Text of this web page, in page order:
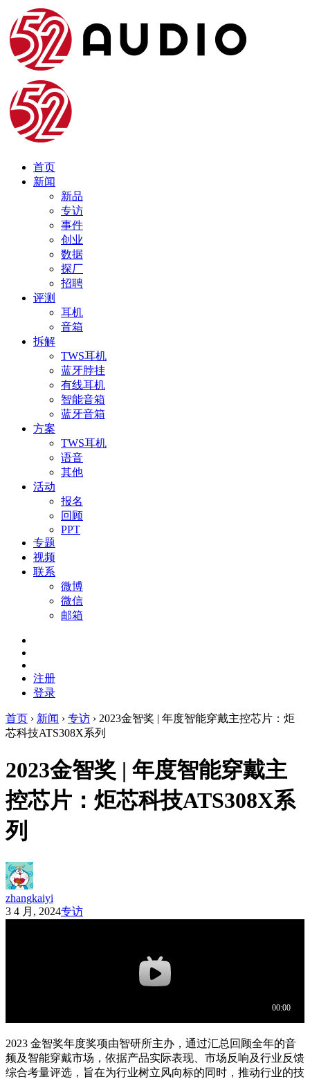
首页
新闻
新品
专访
事件
创业
数据
探厂
招聘
评测
耳机
音箱
拆解
TWS耳机
蓝牙脖挂
有线耳机
智能音箱
蓝牙音箱
方案
TWS耳机
语音
其他
活动
报名
回顾
PPT
专题
视频
联系
微博
微信
邮箱
注册
登录
首页 › 新闻 › 专访 › 2023金智奖 | 年度智能穿戴主控芯片：炬
芯科技ATS308X系列
2023金智奖 | 年度智能穿戴主
控芯片：炬芯科技ATS308X系
列
zhangkaiyi
3 4 月, 2024专访
2023 金智奖年度奖项由智研所主办，通过汇总回顾全年的音
频及智能穿戴市场，依据产品实际表现、市场反响及行业反馈
综合考量评选，旨在为行业树立风向标的同时，推动行业的技